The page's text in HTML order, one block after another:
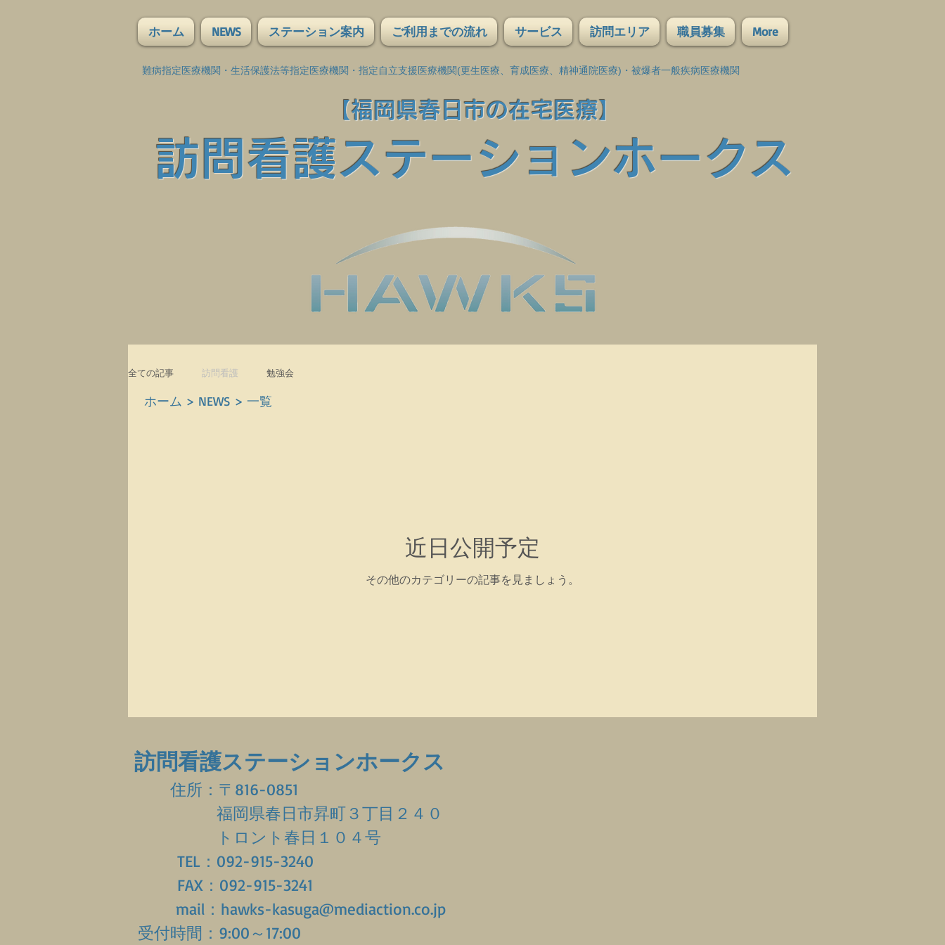
ホーム NEWS ステーション案内 ご利用までの流れ サービス 訪問エリア 職員募集 More
難病指定医療機関・生活保護法等指定医療機関・指定自立支援医療機関(更生医療、育成医療、精神通院医療)・被爆者一般疾病医療機関
【福岡県春日市の在宅医療】
訪問看護ステーションホークス
全ての記事 訪問看護 勉強会
近日公開予定
その他のカテゴリーの記事を見ましょう。
ホーム > NEWS > 一覧
訪問看護ステーションホークス
住所：〒816-0851
福岡県春日市昇町３丁目２４０
トロント春日１０４号
TEL：092-915-3240
FAX：092-915-3241
mail：hawks-kasuga@mediaction.co.jp
受付時間：9:00～17:00